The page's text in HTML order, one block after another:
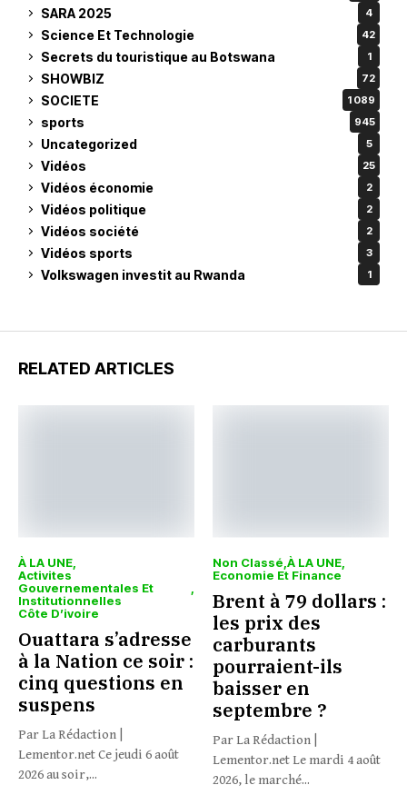
SARA 2025 4
Science Et Technologie 42
Secrets du touristique au Botswana 1
SHOWBIZ 72
SOCIETE 1 089
sports 945
Uncategorized 5
Vidéos 25
Vidéos économie 2
Vidéos politique 2
Vidéos société 2
Vidéos sports 3
Volkswagen investit au Rwanda 1
RELATED ARTICLES
À LA UNE
Activites
Gouvernementales Et
Institutionnelles
Côte D’ivoire
Ouattara s’adresse
à la Nation ce soir :
cinq questions en
suspens
Par La Rédaction |
Lementor.net Ce jeudi 6 août
2026 au soir,...
Non Classé À LA UNE
Economie Et Finance
Brent à 79 dollars :
les prix des
carburants
pourraient-ils
baisser en
septembre ?
Par La Rédaction |
Lementor.net Le mardi 4 août
2026, le marché...